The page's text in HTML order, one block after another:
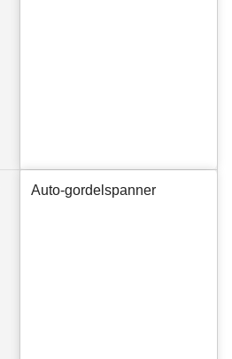
Auto-gordelspanner